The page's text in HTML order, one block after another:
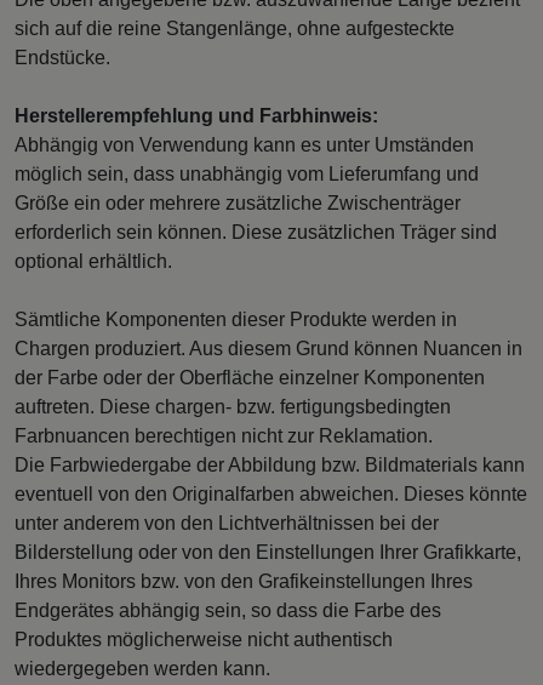
sich auf die reine Stangenlänge, ohne aufgesteckte
Endstücke.
Herstellerempfehlung und Farbhinweis:
Abhängig von Verwendung kann es unter Umständen
möglich sein, dass unabhängig vom Lieferumfang und
Größe ein oder mehrere zusätzliche Zwischenträger
erforderlich sein können. Diese zusätzlichen Träger sind
optional erhältlich.
Sämtliche Komponenten dieser Produkte werden in
Chargen produziert. Aus diesem Grund können Nuancen in
der Farbe oder der Oberfläche einzelner Komponenten
auftreten. Diese chargen- bzw. fertigungsbedingten
Farbnuancen berechtigen nicht zur Reklamation.
Die Farbwiedergabe der Abbildung bzw. Bildmaterials kann
eventuell von den Originalfarben abweichen. Dieses könnte
unter anderem von den Lichtverhältnissen bei der
Bilderstellung oder von den Einstellungen Ihrer Grafikkarte,
Ihres Monitors bzw. von den Grafikeinstellungen Ihres
Endgerätes abhängig sein, so dass die Farbe des
Produktes möglicherweise nicht authentisch
wiedergegeben werden kann.